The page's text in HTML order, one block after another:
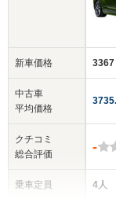
新車価格
中古車
平均価格
クチコミ
総合評価
乗車定員
3367
-
4人